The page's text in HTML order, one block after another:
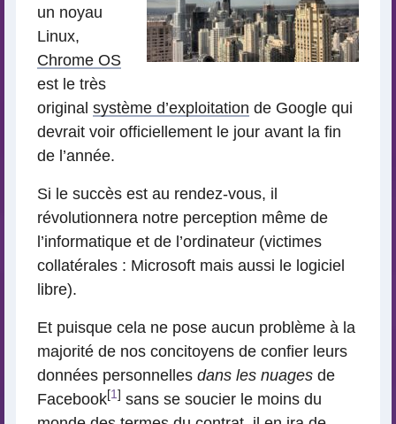
un noyau
Linux,
Chrome OS
est le très
original système d’exploitation de Google qui
devrait voir officiellement le jour avant la fin
de l’année.
Si le succès est au rendez-vous, il
révolutionnera notre perception même de
l’informatique et de l’ordinateur (victimes
collatérales : Microsoft mais aussi le logiciel
libre).
Et puisque cela ne pose aucun problème à la
majorité de nos concitoyens de confier leurs
données personnelles dans les nuages de
Facebook[1] sans se soucier le moins du